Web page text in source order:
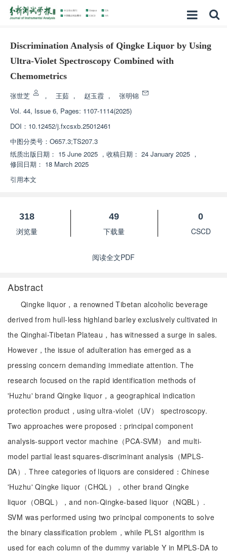
Discrimination Analysis of Qingke Liquor by Using
Ultra-Violet Spectroscopy Combined with
Chemometrics
张世芝 ， 王茹 ， 赵玉霞 ，
张明锦
Vol. 44, Issue 6, Pages: 1107-1114(2025)
DOI： 10.12452/j.fxcsxb.25012461
中图分类号： O657.3;TS207.3
纸质出版日期： 15 June 2025 ， 收稿日期： 24 January 2025 ，
修回日期： 18 March 2025
引用本文
318
浏览量
49
下载量
0
CSCD
阅读全文PDF
Abstract
Qingke liquor，a renowned Tibetan alcoholic beverage
derived from hull-less highland barley exclusively cultivated in
the Qinghai-Tibetan Plateau，has witnessed a surge in sales.
However，the issue of adulteration has emerged as a
pressing concern demanding immediate attention. The
research focused on the rapid identification methods of
'Huzhu' brand Qingke liquor，a geographical indication
protection product，using ultra-violet（UV） spectroscopy.
Two approaches were proposed：principal component
analysis-support vector machine（PCA-SVM） and multi-
model partial least squares-discriminant analysis（MPLS-
DA）. Three categories of liquors are considered：Chinese
'Huzhu' Qingke liquor（CHQL），other brand Qingke
liquor（OBQL），and non-Qingke-based liquor（NQBL）.
SVM was performed using two principal components to solve
the binary classification problem，while PLS1 algorithm is
used for each column of the dummy variable Y in MPLS-DA to